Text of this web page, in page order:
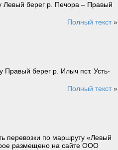
Левый берег р. Печора – Правый
Полный текст»
берег р. Илыч пст. Усть-
Полный текст»
перевозки по маршруту «Левый
размещено на сайте ООО